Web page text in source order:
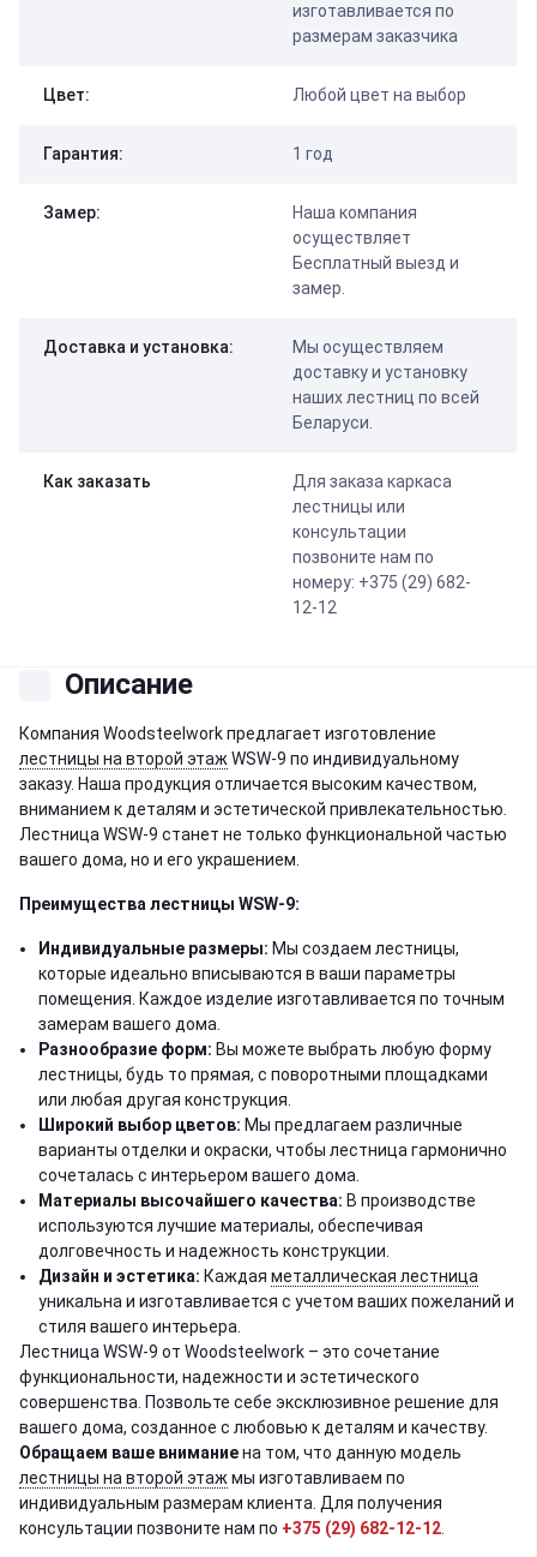
изготавливается по
размерам заказчика
Цвет: Любой цвет на выбор
Гарантия: 1 год
Замер:
Наша компания
осуществляет
Бесплатный выезд и
замер.
Доставка и установка:
Мы осуществляем
доставку и установку
наших лестниц по всей
Беларуси.
Как заказать
Для заказа каркаса
лестницы или
консультации
позвоните нам по
номеру: +375 (29) 682-
12-12
Описание
Компания Woodsteelwork предлагает изготовление
лестницы на второй этажWSW-9 по индивидуальному
заказу. Наша продукция отличается высоким качеством,
вниманием к деталям и эстетической привлекательностью.
Лестница WSW-9 станет не только функциональной частью
вашего дома, но и его украшением.
Преимущества лестницы WSW-9:
Индивидуальные размеры: Мы создаем лестницы,
которые идеально вписываются в ваши параметры
помещения. Каждое изделие изготавливается по точным
замерам вашего дома.
Разнообразие форм: Вы можете выбрать любую форму
лестницы, будь то прямая, с поворотными площадками
или любая другая конструкция.
Широкий выбор цветов: Мы предлагаем различные
варианты отделки и окраски, чтобы лестница гармонично
сочеталась с интерьером вашего дома.
Материалы высочайшего качества: В производстве
используются лучшие материалы, обеспечивая
долговечность и надежность конструкции.
Дизайн и эстетика: Каждая металлическая лестница
уникальна и изготавливается с учетом ваших пожеланий и
стиля вашего интерьера.
Лестница WSW-9 от Woodsteelwork – это сочетание
функциональности, надежности и эстетического
совершенства. Позвольте себе эксклюзивное решение для
вашего дома, созданное с любовью к деталям и качеству.
Обращаем ваше вниманиена том, что данную модель
лестницы на второй этажмы изготавливаем по
индивидуальным размерам клиента. Для получения
консультации позвоните нам по +375 (29) 682-12-12.